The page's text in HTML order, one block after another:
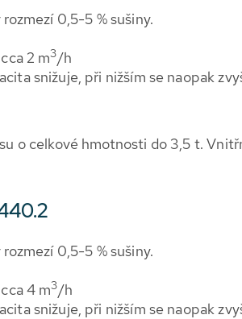
0,5-5 % sušiny.
2 m3/h
snižuje, při nižším se naopak
o celkové hmotnosti do 3,5 t.
0,5-5 % sušiny.
4 m3/h
snižuje, při nižším se naopak